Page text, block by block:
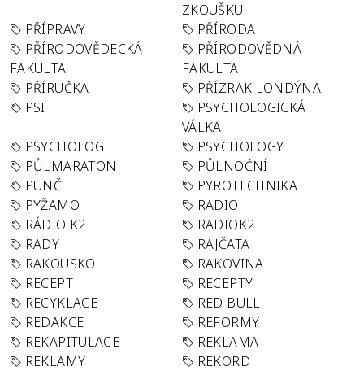
ZKOUŠKU
PŘÍPRAVY
PŘÍRODA
PŘÍRODOVĚDECKÁ
FAKULTA
PŘÍRODOVĚDNÁ
FAKULTA
PŘÍRUČKA
PŘÍZRAK LONDÝNA
PSI
PSYCHOLOGICKÁ
VÁLKA
PSYCHOLOGIE
PSYCHOLOGY
PŮLMARATON
PŮLNOČNÍ
PUNČ
PYROTECHNIKA
PYŽAMO
RADIO
RÁDIO K2
RADIOK2
RADY
RAJČATA
RAKOUSKO
RAKOVINA
RECEPT
RECEPTY
RECYKLACE
RED BULL
REDAKCE
REFORMY
REKAPITULACE
REKLAMA
REKLAMY
REKORD